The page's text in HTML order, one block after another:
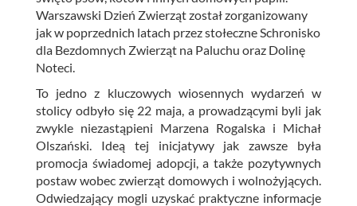
Warszawski Dzień Zwierząt został zorganizowany
jak w poprzednich latach przez stołeczne Schronisko
dla Bezdomnych Zwierząt na Paluchu oraz Dolinę
Noteci.
To jedno z kluczowych wiosennych wydarzeń w
stolicy odbyło się 22 maja, a prowadzącymi byli jak
zwykle niezastąpieni Marzena Rogalska i Michał
Olszański. Ideą tej inicjatywy jak zawsze była
promocja świadomej adopcji, a także pozytywnych
postaw wobec zwierząt domowych i wolnożyjących.
Odwiedzający mogli uzyskać praktyczne informacje